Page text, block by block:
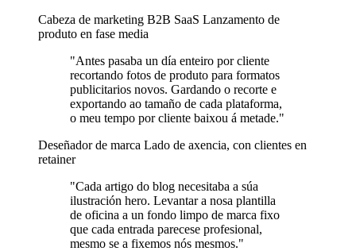
Cabeza de marketing B2B SaaS Lanzamento de
produto en fase media
"Antes pasaba un día enteiro por cliente
recortando fotos de produto para formatos
publicitarios novos. Gardando o recorte e
exportando ao tamaño de cada plataforma,
o meu tempo por cliente baixou á metade."
Deseñador de marca Lado de axencia, con clientes en
retainer
"Cada artigo do blog necesitaba a súa
ilustración hero. Levantar a nosa plantilla
de oficina a un fondo limpo de marca fixo
que cada entrada parecese profesional,
mesmo se a fixemos nós mesmos."